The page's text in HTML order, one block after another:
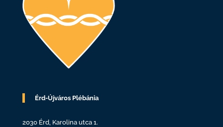
Érd-Újváros Plébánia
2030 Érd, Karolina utca 1.